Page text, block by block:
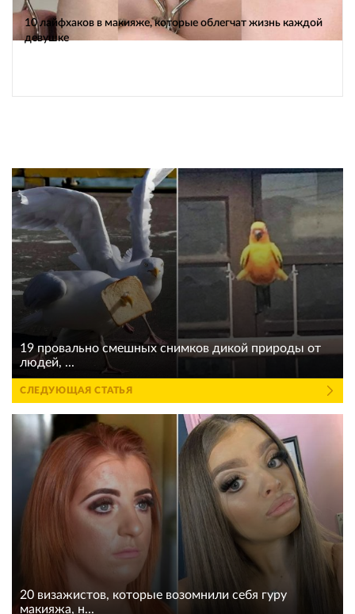
10 лайфхаков в макияже, которые облегчат жизнь каждой
девушке
19 провально смешных снимков дикой природы от
людей, ...
СЛЕДУЮЩАЯ СТАТЬЯ
20 визажистов, которые возомнили себя гуру
макияжа, н...